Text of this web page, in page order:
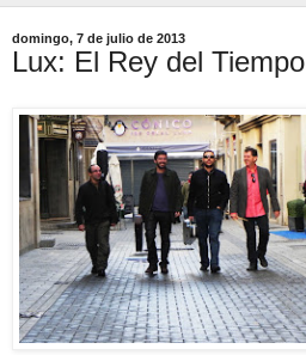
domingo, 7 de julio de 2013
Lux: El Rey del Tiempo